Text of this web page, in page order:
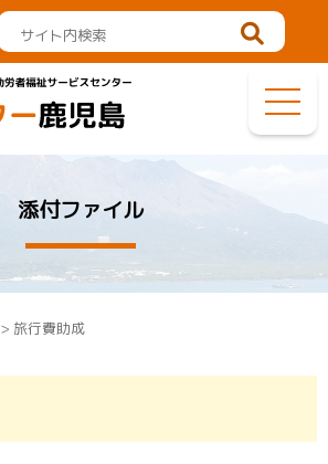
添付ファイル
> 旅行費助成